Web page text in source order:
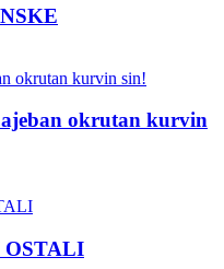
okrutan kurvin